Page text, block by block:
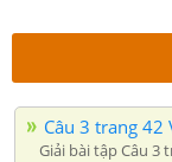
Câu 3 trang
Giải bài tập Câu 3